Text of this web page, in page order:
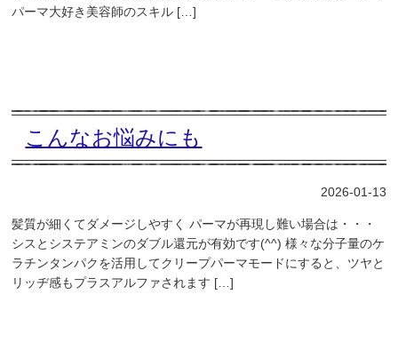
パーマ大好き美容師のスキル […]
こんなお悩みにも
2026-01-13
髪質が細くてダメージしやすく パーマが再現し難い場合は・・・
シスとシステアミンのダブル還元が有効です(^^) 様々な分子量のケ
ラチンタンパクを活用してクリープパーマモードにすると、ツヤと
リッヂ感もプラスアルファされます […]